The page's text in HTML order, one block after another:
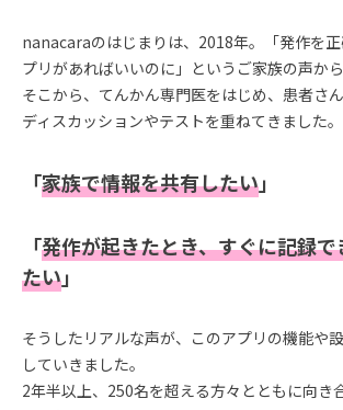
nanacaraのはじまりは、2018年。「発作を
プリがあればいいのに」というご家族の声から
そこから、てんかん専門医をはじめ、患者さ
ディスカッションやテストを重ねてきました。
「家族で情報を共有したい」
「発作が起きたとき、すぐに記録
たい」
そうしたリアルな声が、このアプリの機能や
していきました。
2年半以上、250名を超える方々とともに向き